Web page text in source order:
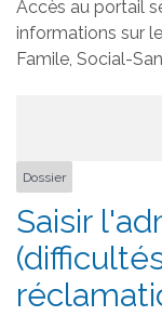
Accès au portail
informations sur
Famile, Social-
Dossier
Saisir